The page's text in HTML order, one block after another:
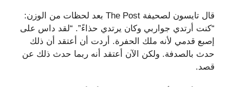
قال تايسون لصحيفة The Post بعد لحظات من الوزن:
“كنت أرتدي جواربي وكان يرتدي حذاءً”. “لقد داس على
إصبع قدمي لأنه ملك الحفرة. أردت أن أعتقد أن ذلك
حدث بالصدفة. ولكن الآن أعتقد أنه ربما حدث ذلك عن
قصد.